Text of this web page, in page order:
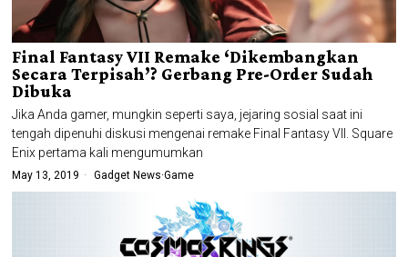
Final Fantasy VII Remake ‘Dikembangkan
Secara Terpisah’? Gerbang Pre-Order Sudah
Dibuka
Jika Anda gamer, mungkin seperti saya, jejaring sosial saat ini
tengah dipenuhi diskusi mengenai remake Final Fantasy VII. Square
Enix pertama kali mengumumkan
May 13, 2019 Gadget News·Game